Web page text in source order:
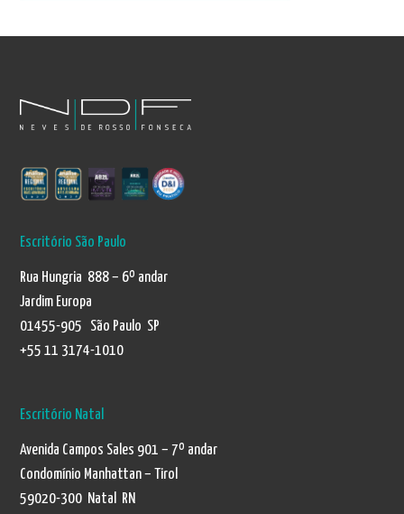
Escritório São Paulo
Rua Hungria 888 – 6º andar
Jardim Europa
01455-905 São Paulo SP
+55 11 3174-1010
Escritório Natal
Avenida Campos Sales 901 – 7º andar
Condomínio Manhattan – Tirol
59020-300 Natal RN